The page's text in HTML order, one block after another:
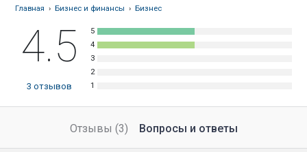
Главная ›Бизнес и финансы ›Бизнес
4.5
3 отзывов
Отзывы (3) Вопросы и ответы